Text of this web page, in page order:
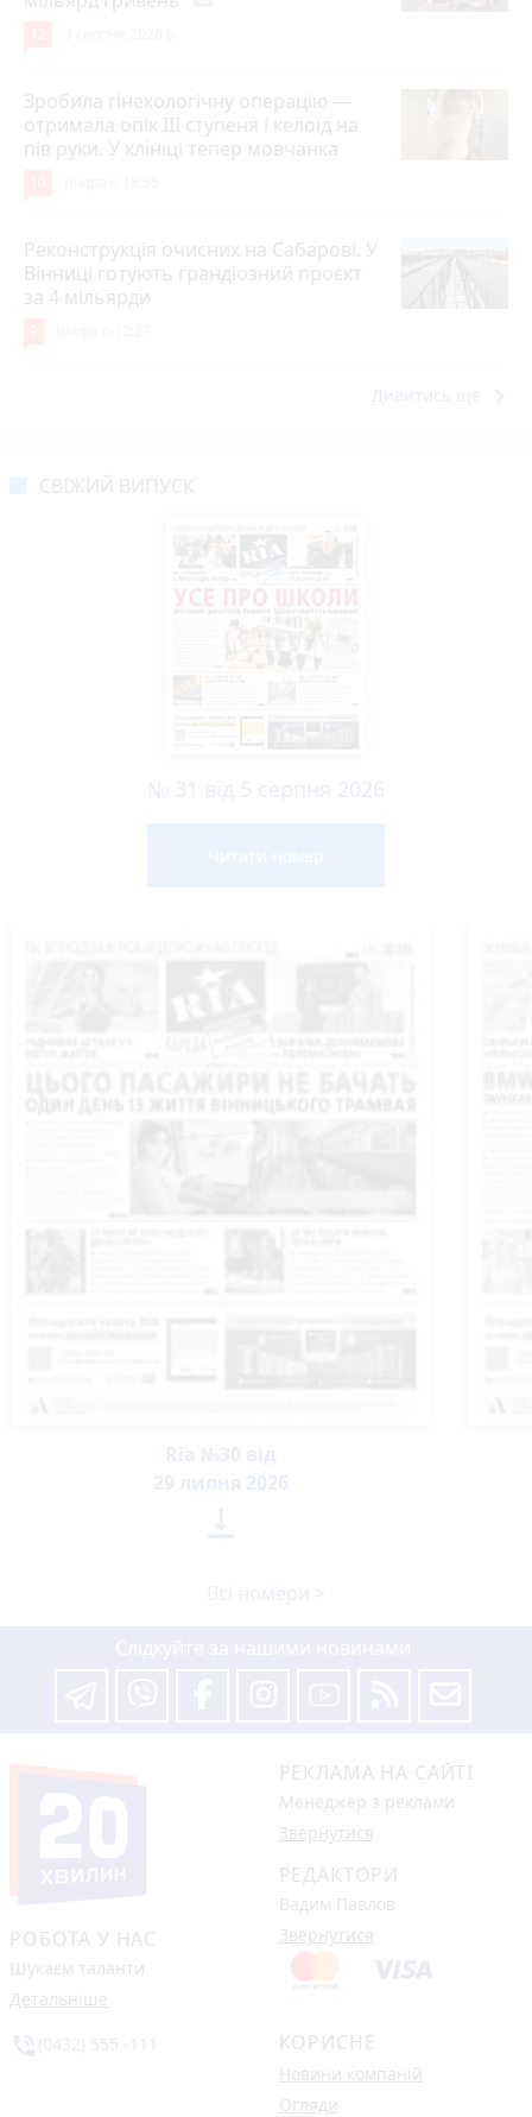
Зробила гінекологічну операцію —
отримала опік ІІІ ступеня і келоїд на
пів руки. У клініці тепер мовчанка
Реконструкція очисних на Сабарові. У
Вінниці готують грандіозний проєкт
за 4 мільярди
РОБОТА У НАС
Шукаєм таланти
Детальніше
РЕКЛАМА НА САЙТІ
Менеджер з реклами
Звернутися
РЕДАКТОРИ
Вадим Павлов
Звернутися
КОРИСНЕ
Новини компаній
Огляди